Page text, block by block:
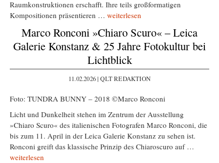
Raumkonstruktionen erschafft. Ihre teils großformatigen
Kompositionen präsentieren … weiterlesen
Marco Ronconi »Chiaro Scuro« – Leica
Galerie Konstanz & 25 Jahre Fotokultur bei
Lichtblick
11.02.2026 | QLT REDAKTION
Foto: TUNDRA BUNNY – 2018 ©Marco Ronconi
Licht und Dunkelheit stehen im Zentrum der Ausstellung
»Chiaro Scuro« des italienischen Fotografen Marco Ronconi, die
bis zum 11. April in der Leica Galerie Konstanz zu sehen ist.
Ronconi greift das klassische Prinzip des Chiaroscuro auf …
weiterlesen